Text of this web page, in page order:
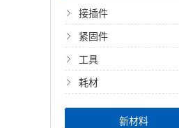
接插件
紧固件
工具
耗材
新材料